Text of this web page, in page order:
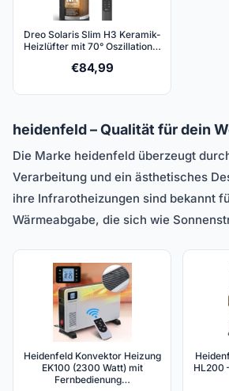
Dreo Solaris Slim H3 Keramik-
Heizlüfter mit 70° Oszillation…
€84,99
heidenfeld – Qualität für dein
Die Marke heidenfeld überzeugt
Verarbeitung und ein ästhetisches
ihre Infrarotheizungen sind bekannt
Wärmeabgabe, die sich wie
Heidenfeld Konvektor Heizung
EK100 (2300 Watt) mit
Fernbedienung…
HL200